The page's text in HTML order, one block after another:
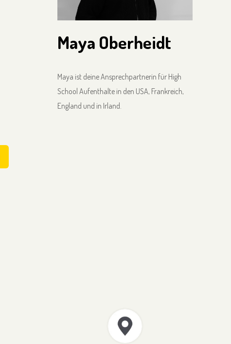
Maya Oberheidt
Maya ist deine Ansprechpartnerin für High
School Aufenthalte in den USA, Frankreich,
England und in Irland.